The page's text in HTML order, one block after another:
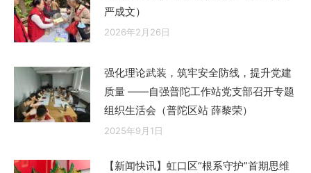
严成文）
2026年2月26日
强化理论武装，筑牢安全防线，提升党建
质量 ——自强普陀工作站党支部召开专题
组织生活会（普陀区站 薛黎荣）
2025年9月1日
【新闻快讯】虹口区“根系守护”首期思维